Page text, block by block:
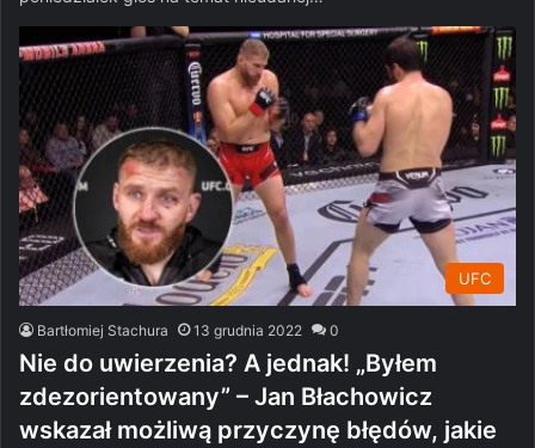
UFC
Bartłomiej Stachura 13 grudnia 2022 0
Nie do uwierzenia? A jednak! „Byłem
zdezorientowany” – Jan Błachowicz
wskazał możliwą przyczynę błędów, jakie